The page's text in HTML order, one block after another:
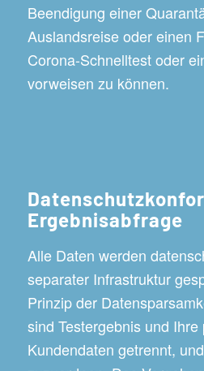
Beendigung einer
Auslandsreise oder einen
Corona-Schnelltest oder
vorweisen zu können.
Ergebnisabfrage
Alle Daten werden
separater Infrastruktur
Prinzip der
sind Testergebnis und Ihre
Kundendaten getrennt,